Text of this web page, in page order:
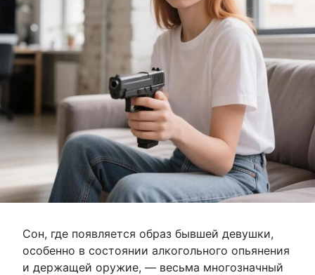
Сон, где появляется образ бывшей девушки,
особенно в состоянии алкогольного опьянения
и держащей оружие, — весьма многозначный